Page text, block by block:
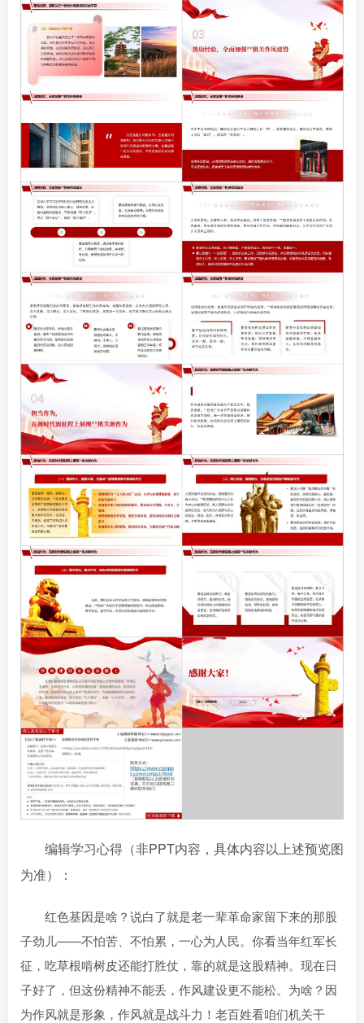
编辑学习心得（非PPT内容，具体内容以上述预览图
为准）：
红色基因是啥？说白了就是老一辈革命家留下来的那股
子劲儿——不怕苦、不怕累，一心为人民。你看当年红军长
征，吃草根啃树皮还能打胜仗，靠的就是这股精神。现在日
子好了，但这份精神不能丢，作风建设更不能松。为啥？因
为作风就是形象，作风就是战斗力！老百姓看咱们机关干